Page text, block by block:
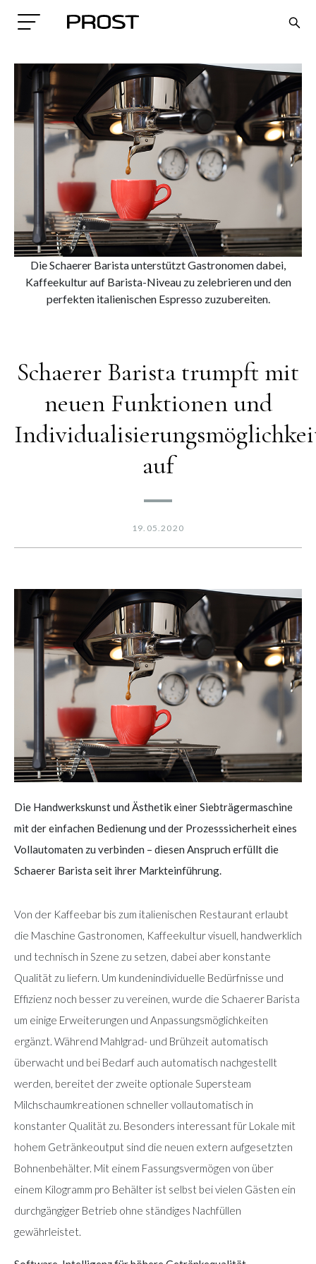
Search
Die Schaerer Barista unterstützt Gastronomen dabei,
Kaffeekultur auf Barista-Niveau zu zelebrieren und den
perfekten italienischen Espresso zuzubereiten.
Schaerer Barista trumpft mit
neuen Funktionen und
auf
19.05.2020
Die Handwerkskunst und Ästhetik einer Siebträgermaschine
mit der einfachen Bedienung und der Prozesssicherheit eines
Vollautomaten zu verbinden – diesen Anspruch erfüllt die
Schaerer Barista seit ihrer Markteinführung.
Von der Kaffeebar bis zum italienischen Restaurant erlaubt
die Maschine Gastronomen, Kaffeekultur visuell, handwerklich
und technisch in Szene zu setzen, dabei aber konstante
Qualität zu liefern. Um kundenindividuelle Bedürfnisse und
Effizienz noch besser zu vereinen, wurde die Schaerer Barista
um einige Erweiterungen und Anpassungsmöglichkeiten
ergänzt. Während Mahlgrad- und Brühzeit automatisch
überwacht und bei Bedarf auch automatisch nachgestellt
werden, bereitet der zweite optionale Supersteam
Milchschaumkreationen schneller vollautomatisch in
konstanter Qualität zu. Besonders interessant für Lokale mit
hohem Getränkeoutput sind die neuen extern aufgesetzten
Bohnenbehälter. Mit einem Fassungsvermögen von über
einem Kilogramm pro Behälter ist selbst bei vielen Gästen ein
durchgängiger Betrieb ohne ständiges Nachfüllen
gewährleistet.